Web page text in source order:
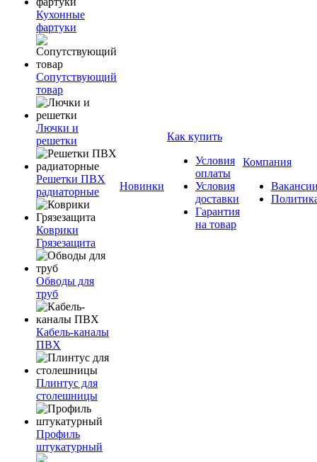
Кухонные
фартуки
Сопутствующий
товар
Лючки и
решетки
Решетки ПВХ
радиаторные
Коврики
Грязезащита
Обводы для
труб
Кабель-каналы
ПВХ
Плинтус для
столешницы
Профиль
штукатурный
Новинки
Как купить
Условия
оплаты
Условия
доставки
Гарантия
на товар
Компания